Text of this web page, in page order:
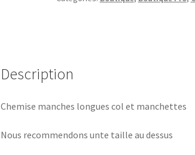
Description
Chemise manches longues col et manchettes
Nous recommendons unte taille au dessus